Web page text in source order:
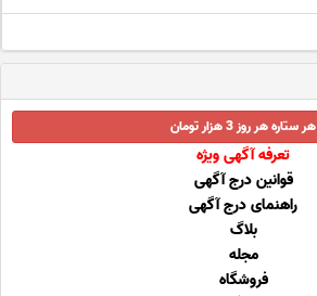
هر ستاره هر روز 3 هزار تومان
تعرفه آگهی ویژه
قوانین درج آگهی
راهنمای درج آگهی
بلاگ
مجله
فروشگاه